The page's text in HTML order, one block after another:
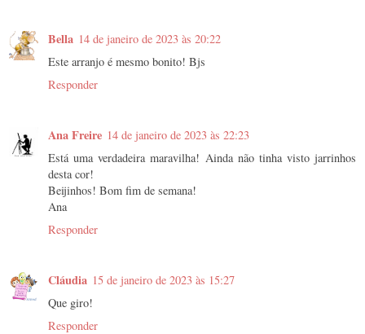
Bella 14 de janeiro de 2023 às 20:22
Este arranjo é mesmo bonito! Bjs
Responder
Ana Freire 14 de janeiro de 2023 às 22:23
Está uma verdadeira maravilha! Ainda não tinha visto jarrinhos
desta cor!
Beijinhos! Bom fim de semana!
Ana
Responder
Cláudia 15 de janeiro de 2023 às 15:27
Que giro!
Responder